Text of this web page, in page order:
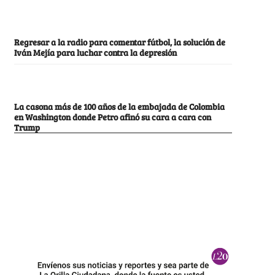
Regresar a la radio para comentar fútbol, la solución de
Iván Mejía para luchar contra la depresión
La casona más de 100 años de la embajada de Colombia
en Washington donde Petro afinó su cara a cara con
Trump